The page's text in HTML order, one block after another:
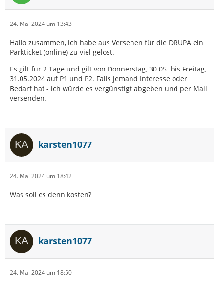
24. Mai 2024 um 13:43
Hallo zusammen, ich habe aus Versehen für die DRUPA ein
Parkticket (online) zu viel gelöst.
Es gilt für 2 Tage und gilt von Donnerstag, 30.05. bis Freitag,
31.05.2024 auf P1 und P2. Falls jemand Interesse oder
Bedarf hat - ich würde es vergünstigt abgeben und per Mail
versenden.
karsten1077
24. Mai 2024 um 18:42
Was soll es denn kosten?
karsten1077
24. Mai 2024 um 18:50